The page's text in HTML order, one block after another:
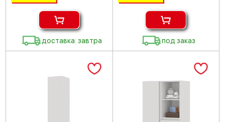
доставка: завтра под заказ